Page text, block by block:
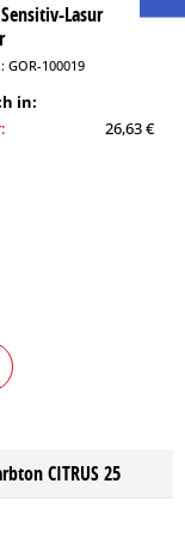
Lasur
GOR-100019
in:
26,63 €
CITRUS 25